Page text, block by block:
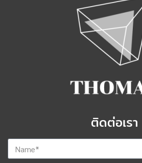
ติดต่อเรา